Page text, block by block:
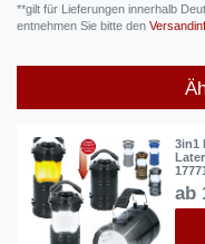
**gilt für Lieferungen innerhalb
entnehmen Sie bitte den
3in1
ab